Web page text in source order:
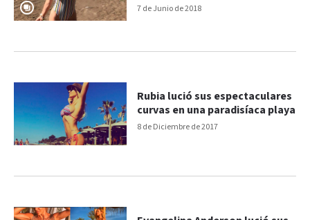
7 de Junio de 2018
8 de Diciembre de 2017
Rubia lució sus espectaculares
curvas en una paradisíaca playa